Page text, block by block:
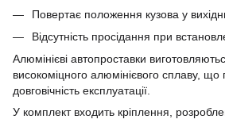
Повертає положення кузова у
Відсутність просідання при
Алюмінієві автопроставки
високоміцного алюмінієвого сплаву, що
довговічність експлуатації.
У комплект входить кріплення,